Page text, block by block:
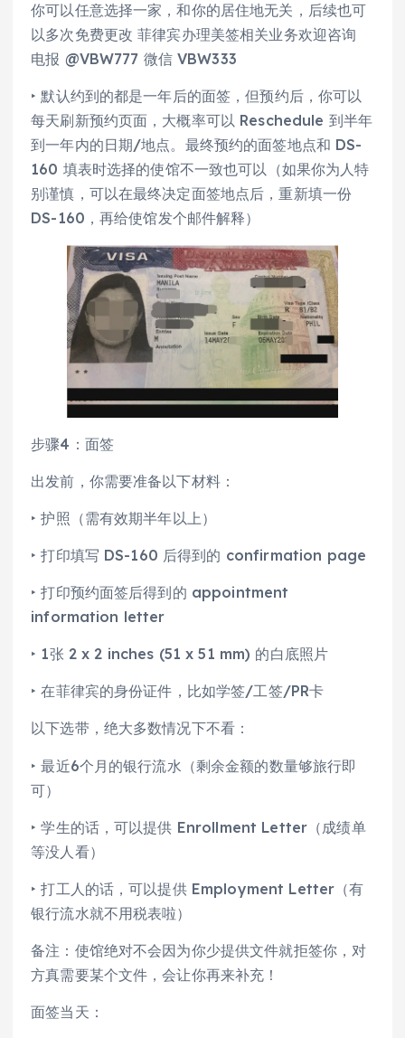
你可以任意选择一家，和你的居住地无关，后续也可
以多次免费更改 菲律宾办理美签相关业务欢迎咨询
电报 @VBW777 微信 VBW333
‣ 默认约到的都是一年后的面签，但预约后，你可以
每天刷新预约页面，大概率可以 Reschedule 到半年
到一年内的日期/地点。最终预约的面签地点和 DS-
160 填表时选择的使馆不一致也可以（如果你为人特
别谨慎，可以在最终决定面签地点后，重新填一份
DS-160，再给使馆发个邮件解释）
步骤4：面签
出发前，你需要准备以下材料：
‣ 护照（需有效期半年以上）
‣ 打印填写 DS-160 后得到的 confirmation page
‣ 打印预约面签后得到的 appointment
information letter
‣ 1张 2 x 2 inches (51 x 51 mm) 的白底照片
‣ 在菲律宾的身份证件，比如学签/工签/PR卡
以下选带，绝大多数情况下不看：
‣ 最近6个月的银行流水（剩余金额的数量够旅行即
可）
‣ 学生的话，可以提供 Enrollment Letter（成绩单
等没人看）
‣ 打工人的话，可以提供 Employment Letter（有
银行流水就不用税表啦）
备注：使馆绝对不会因为你少提供文件就拒签你，对
方真需要某个文件，会让你再来补充！
面签当天：